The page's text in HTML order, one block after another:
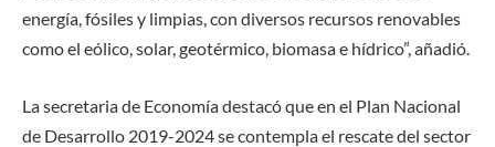
energía, fósiles y limpias, con diversos recursos renovables
como el eólico, solar, geotérmico, biomasa e hídrico”, añadió.
La secretaria de Economía destacó que en el Plan Nacional
de Desarrollo 2019-2024 se contempla el rescate del sector